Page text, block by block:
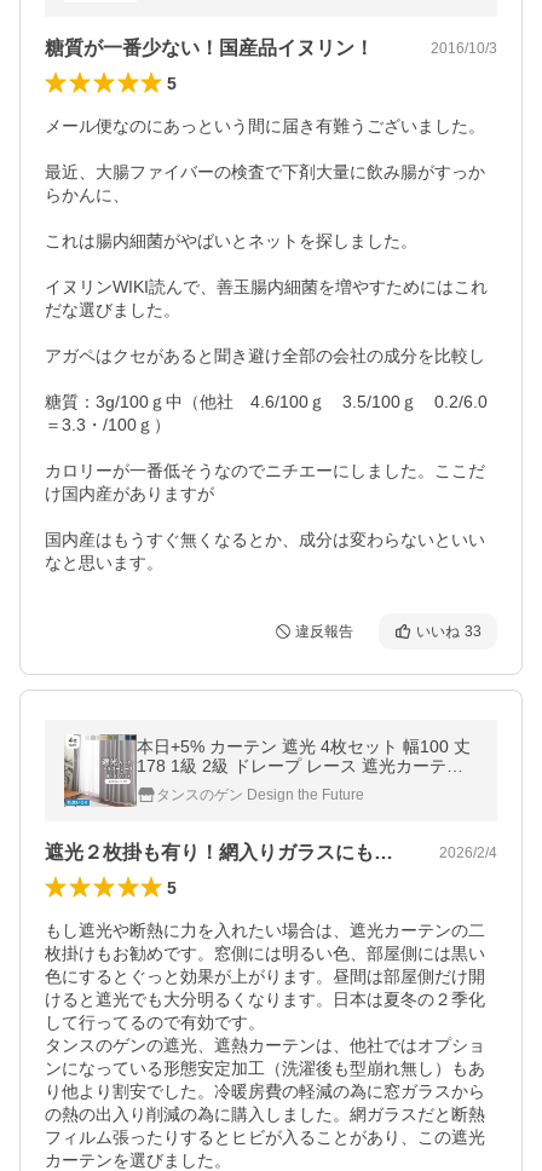
糖質が一番少ない！国産品イヌリン！ 2016/10/3
5
メール便なのにあっという間に届き有難うございました。
最近、大腸ファイバーの検査で下剤大量に飲み腸がすっか
らかんに、
これは腸内細菌がやばいとネットを探しました。
イヌリンWIKI読んで、善玉腸内細菌を増やすためにはこれ
だな選びました。
アガペはクセがあると聞き避け全部の会社の成分を比較し
糖質：3g/100ｇ中（他社　4.6/100ｇ　3.5/100ｇ　0.2/6.0
＝3.3・/100ｇ）
カロリーが一番低そうなのでニチエーにしました。ここだ
け国内産がありますが
国内産はもうすぐ無くなるとか、成分は変わらないといい
なと思います。
違反報告 いいね 33
本日+5% カーテン 遮光 4枚セット 幅100 丈
178 1級 2級 ドレープ レース 遮光カーテン
洗える 遮熱 無地 おしゃれ 断熱 シンプル 4
枚組 北欧 保温
タンスのゲン Design the Future
遮光２枚掛も有り！網入りガラスにもお勧め 2026/2/4
5
もし遮光や断熱に力を入れたい場合は、遮光カーテンの二
枚掛けもお勧めです。窓側には明るい色、部屋側には黒い
色にするとぐっと効果が上がります。昼間は部屋側だけ開
けると遮光でも大分明るくなります。日本は夏冬の２季化
して行ってるので有効です。
タンスのゲンの遮光、遮熱カーテンは、他社ではオプショ
ンになっている形態安定加工（洗濯後も型崩れ無し）もあ
り他より割安でした。冷暖房費の軽減の為に窓ガラスから
の熱の出入り削減の為に購入しました。網ガラスだと断熱
フィルム張ったりするとヒビが入ることがあり、この遮光
カーテンを選びました。